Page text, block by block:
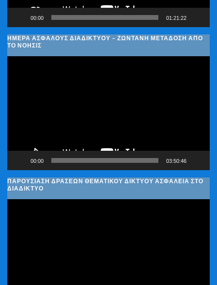
00:00 01:21:22
ΗΜΈΡΑ ΑΣΦΑΛΟΎΣ ΔΙΑΔΙΚΤΎΟΥ – ΖΩΝΤΑΝΉ ΜΕΤΆΔΟΣΗ ΑΠΌ
ΤΟ ΝΟΗΣΙΣ
00:00 03:50:46
ΠΑΡΟΥΣΊΑΣΗ ΔΡΆΣΕΩΝ ΘΕΜΑΤΙΚΟΎ ΔΙΚΤΎΟΥ ΑΣΦΆΛΕΙΑ ΣΤΟ
ΔΙΑΔΊΚΤΥΟ